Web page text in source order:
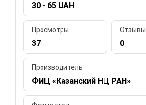
30 - 65 UAH
Просмотры
37
Отзывы
0
Производитель
ФИЦ «Казанский НЦ РАН»